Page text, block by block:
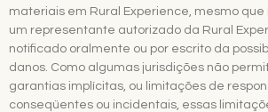
materiais em Rural Experience, mesmo que
um representante autorizado da Rural
notificado oralmente ou por escrito da
danos. Como algumas jurisdições não
garantias implícitas, ou limitações de
conseqüentes ou incidentais, essas